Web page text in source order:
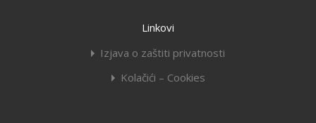
Linkovi
Izjava o zaštiti privatnosti
Kolačići – Cookies